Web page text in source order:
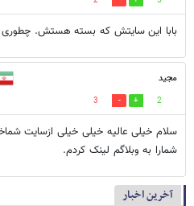
بابا این سایتش که بسته هستش.
مجید
2
3
سلام خیلی عالیه خیلی خیلی ازسایت
شمارا به وبلاگم لینک کردم.
آخرین اخبار